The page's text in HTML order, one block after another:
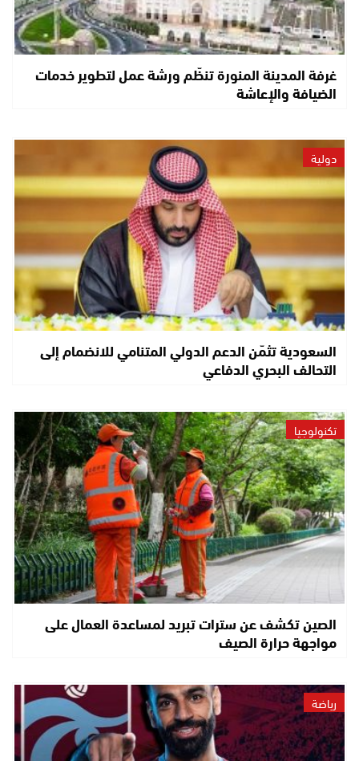
غرفة المدينة المنورة تنظّم ورشة عمل لتطوير خدمات
الضيافة والإعاشة
دولية
السعودية تثمّن الدعم الدولي المتنامي للانضمام إلى
التحالف البحري الدفاعي
تكنولوجيا
الصين تكشف عن سترات تبريد لمساعدة العمال على
مواجهة حرارة الصيف
رياضة